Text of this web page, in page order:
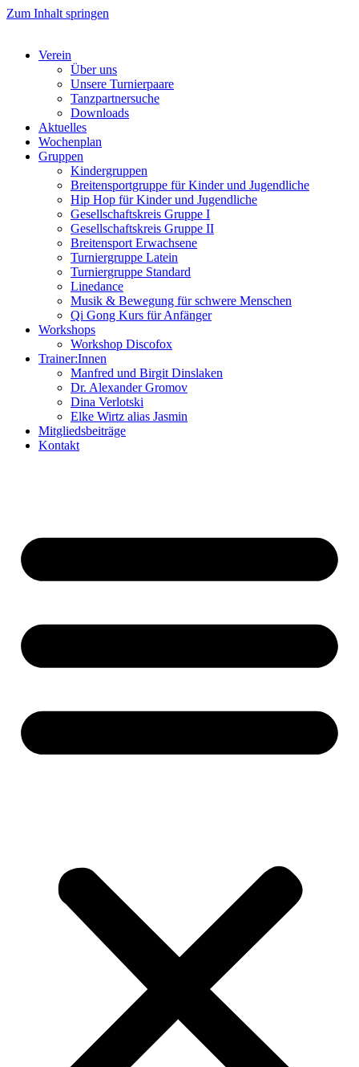
Zum Inhalt springen
Verein
Über uns
Unsere Turnierpaare
Tanzpartnersuche
Downloads
Aktuelles
Wochenplan
Gruppen
Kindergruppen
Breitensportgruppe für Kinder und Jugendliche
Hip Hop für Kinder und Jugendliche​
Gesellschaftskreis Gruppe I
Gesellschaftskreis Gruppe II
Breitensport Erwachsene
Turniergruppe Latein
Turniergruppe Standard
Linedance
Musik & Bewegung für schwere Menschen​
Qi Gong Kurs für Anfänger
Workshops
Workshop Discofox
Trainer:Innen
Manfred und Birgit Dinslaken
Dr. Alexander Gromov
Dina Verlotski
Elke Wirtz alias Jasmin
Mitgliedsbeiträge
Kontakt